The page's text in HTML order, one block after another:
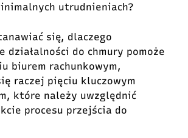
utrudnieniach?
się, dlaczego
działalności do chmury pomoże
biurem rachunkowym,
raczej pięciu kluczowym
które należy uwzględnić
procesu przejścia do